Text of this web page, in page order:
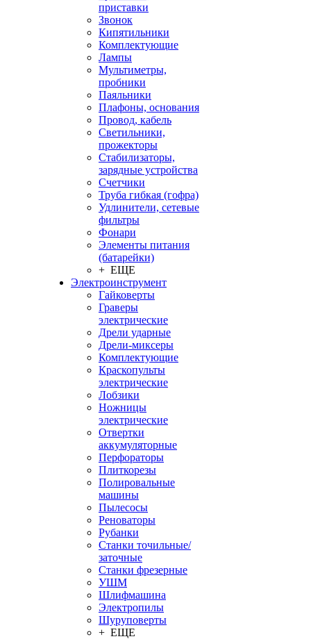
приставки
Звонок
Кипятильники
Комплектующие
Лампы
Мультиметры,
пробники
Паяльники
Плафоны, основания
Провод, кабель
Светильники,
прожекторы
Стабилизаторы,
зарядные устройства
Счетчики
Труба гибкая (гофра)
Удлинители, сетевые
фильтры
Фонари
Элементы питания
(батарейки)
+ ЕЩЕ
Электроинструмент
Гайковерты
Граверы
электрические
Дрели ударные
Дрели-миксеры
Комплектующие
Краскопульты
электрические
Лобзики
Ножницы
электрические
Отвертки
аккумуляторные
Перфораторы
Плиткорезы
Полировальные
машины
Пылесосы
Реноваторы
Рубанки
Станки точильные/
заточные
Станки фрезерные
УШМ
Шлифмашина
Электропилы
Шуруповерты
+ ЕЩЕ